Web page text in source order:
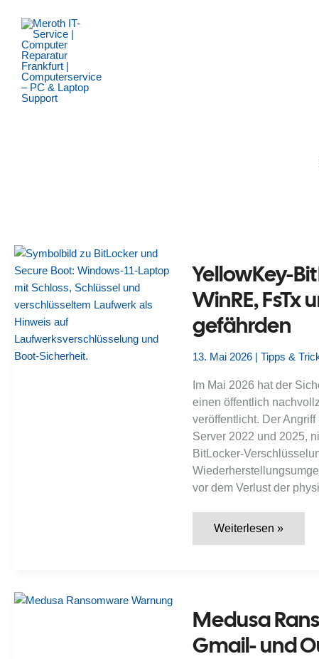
Inhalt
springen
YellowKey-
WinRE, FsTx
gefährden
13. Mai 2026 | Tipps &
Im Mai 2026 hat der
einen öffentlich
veröffentlicht. Der
Server 2022 und 2025,
BitLocker-
vor dem Verlust der
YellowKey-
FailRelock
Windows-
11-
Geräte
Weiterlesen »
Medusa
Gmail- und